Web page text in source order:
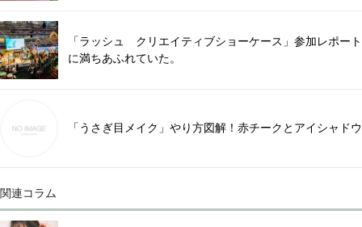
「ラッシュ クリエイティブショーケース」参加レポー
に満ちあふれていた。
「うさぎ目メイク」やり方図解！赤チークとアイシャド
関連コラム